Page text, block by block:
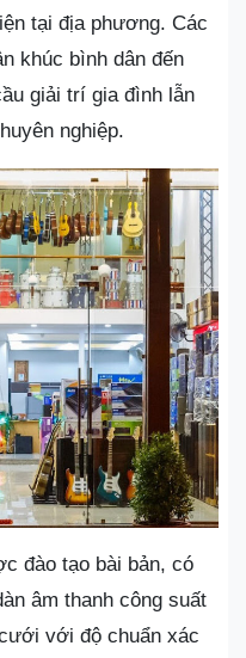
tại địa phương. Các
khúc bình dân đến
giải trí gia đình lẫn
nghiệp.
đào tạo bài bản, có
âm thanh công suất
với độ chuẩn xác